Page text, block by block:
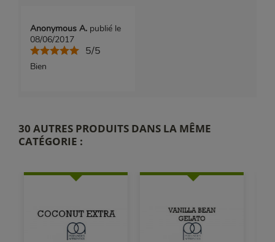
Anonymous A. publié le
08/06/2017
5/5
Bien
30 AUTRES PRODUITS DANS LA MÊME
CATÉGORIE :